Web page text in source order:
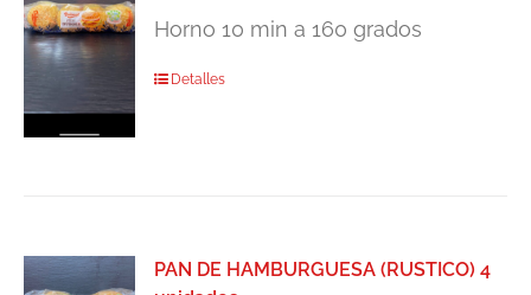
Horno 10 min a 160 grados
Detalles
PAN DE HAMBURGUESA (RUSTICO) 4